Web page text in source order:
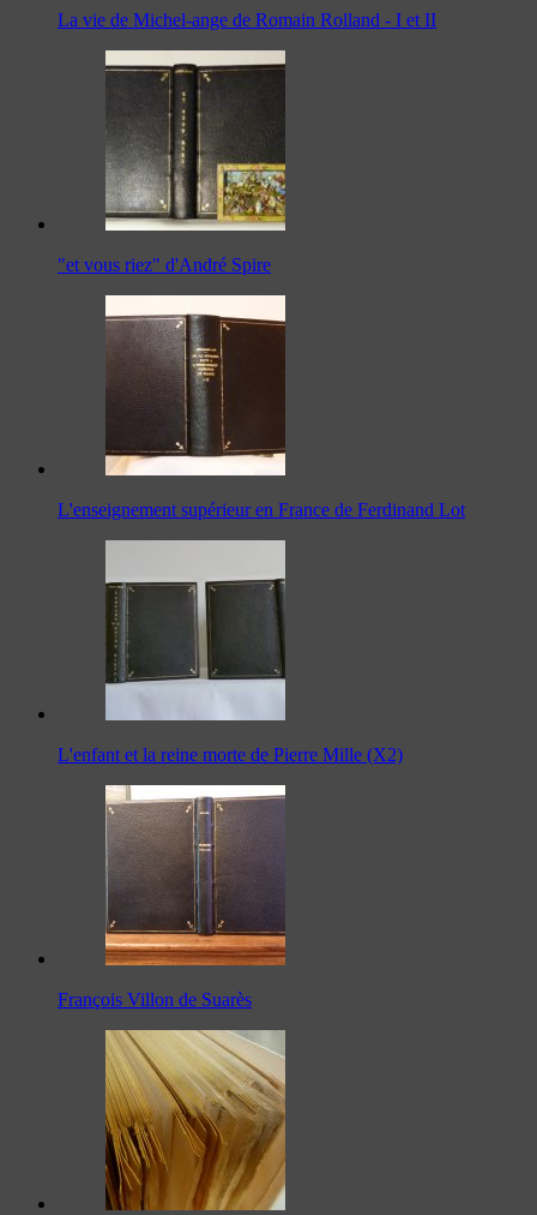
La vie de Michel-ange de Romain Rolland - I et II
"et vous riez" d'André Spire
L'enseignement supérieur en France de Ferdinand Lot
L'enfant et la reine morte de Pierre Mille (X2)
François Villon de Suarès